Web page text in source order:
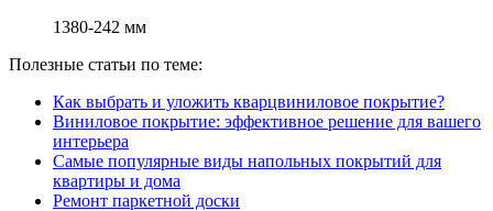
1380-242 мм
Полезные статьи по теме:
Как выбрать и уложить кварцвиниловое покрытие?
Виниловое покрытие: эффективное решение для вашего
интерьера
Самые популярные виды напольных покрытий для
квартиры и дома
Ремонт паркетной доски